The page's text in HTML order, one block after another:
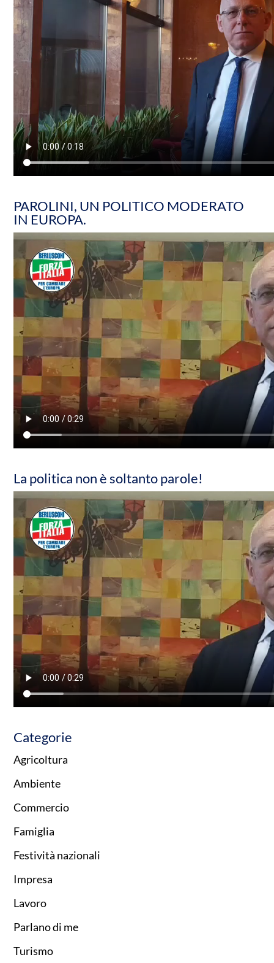
PAROLINI, UN POLITICO MODERATO
IN EUROPA.
La politica non è soltanto parole!
Categorie
Agricoltura
Ambiente
Commercio
Famiglia
Festività nazionali
Impresa
Lavoro
Parlano di me
Turismo